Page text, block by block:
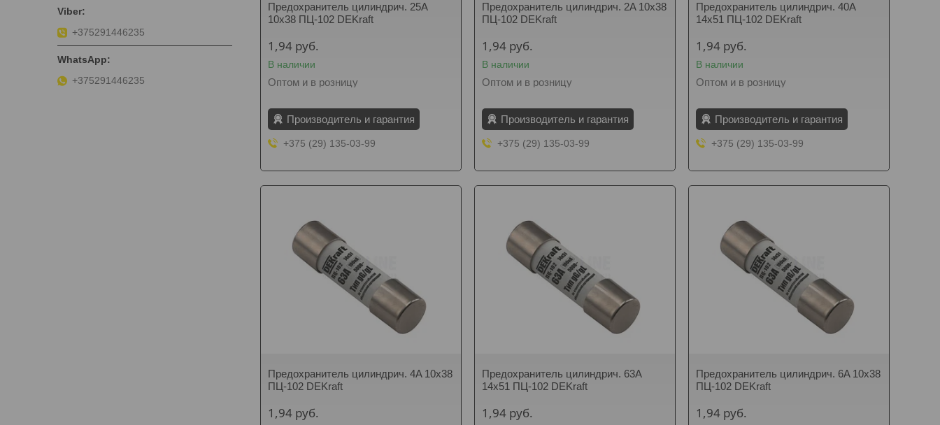
Предохранитель цилиндрич. 25A
10x38 ПЦ-102 DEKraft
1,94 руб.
В наличии
Оптом и в розницу
Производитель и гарантия
+375 (29) 135-03-99
Предохранитель цилиндрич. 2A 10x38
ПЦ-102 DEKraft
1,94 руб.
В наличии
Оптом и в розницу
Производитель и гарантия
+375 (29) 135-03-99
Предохранитель цилиндрич. 40A
14x51 ПЦ-102 DEKraft
1,94 руб.
В наличии
Оптом и в розницу
Производитель и гарантия
+375 (29) 135-03-99
Предохранитель цилиндрич. 4A 10x38
ПЦ-102 DEKraft
1,94 руб.
Предохранитель цилиндрич. 63A
14x51 ПЦ-102 DEKraft
1,94 руб.
Предохранитель цилиндрич. 6A 10x38
ПЦ-102 DEKraft
1,94 руб.
+375291446235
+375291446235